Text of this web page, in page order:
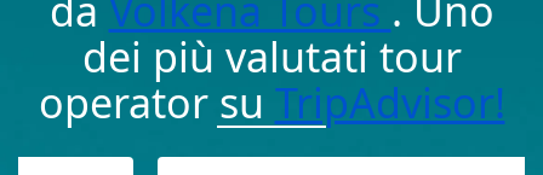
dei più valutati tour
operator su TripAdvisor!